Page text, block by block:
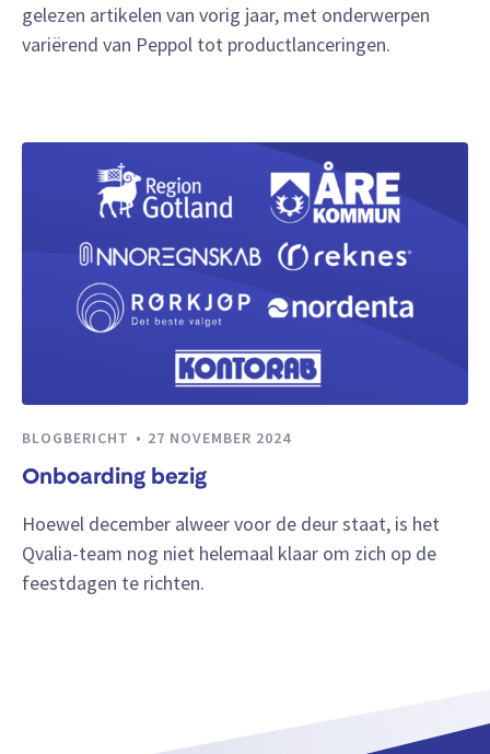
gelezen artikelen van vorig jaar, met onderwerpen
variërend van Peppol tot productlanceringen.
BLOGBERICHT 27 NOVEMBER 2024
Onboarding bezig
Hoewel december alweer voor de deur staat, is het
Qvalia-team nog niet helemaal klaar om zich op de
feestdagen te richten.